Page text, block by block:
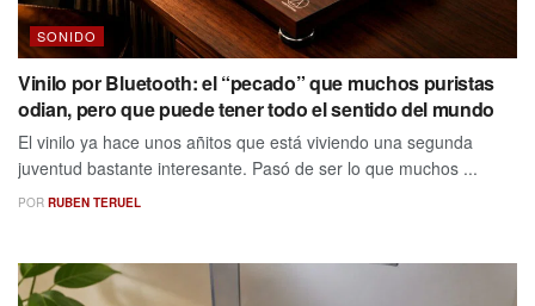
SONIDO
Vinilo por Bluetooth: el “pecado” que muchos puristas
odian, pero que puede tener todo el sentido del mundo
El vinilo ya hace unos añitos que está viviendo una segunda
juventud bastante interesante. Pasó de ser lo que muchos ...
POR RUBEN TERUEL